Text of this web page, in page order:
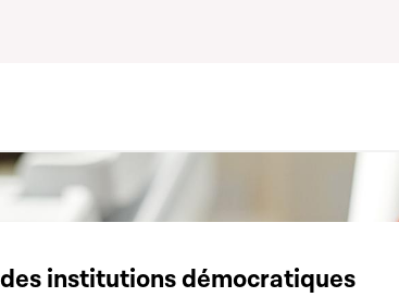
institutions démocratiques